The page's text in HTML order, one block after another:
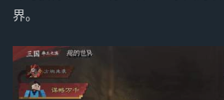
界。